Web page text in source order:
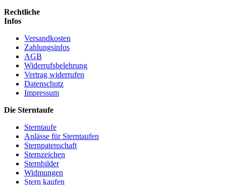
Rechtliche
Infos
Versandkosten
Zahlungsinfos
AGB
Widerrufsbelehrung
Vertrag widerrufen
Datenschutz
Impressum
Die Sterntaufe
Sterntaufe
Anlässe für Sterntaufen
Sternpatenschaft
Sternzeichen
Sternbilder
Widmungen
Stern kaufen